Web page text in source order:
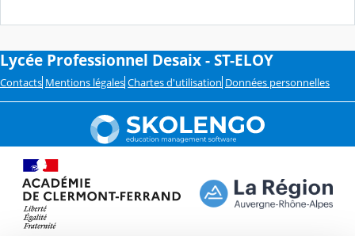
Lycée Professionnel Desaix - ST-ELOY
Contacts Mentions légales Chartes d'utilisation Données personnelles